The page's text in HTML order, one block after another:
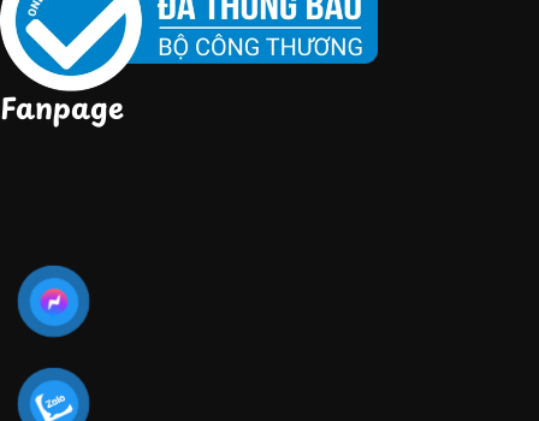
Fanpage